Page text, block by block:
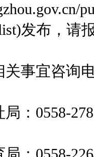
发布，请
事宜咨询
0558-